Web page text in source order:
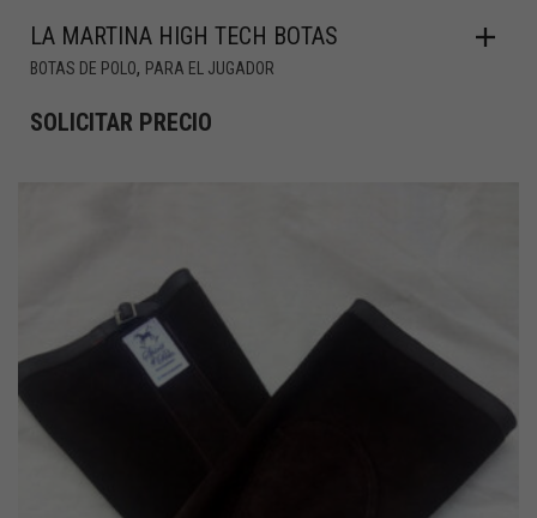
LA MARTINA HIGH TECH BOTAS
BOTAS DE POLO, PARA EL JUGADOR
SOLICITAR PRECIO